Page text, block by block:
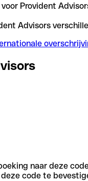
Provident
Advisors
naar deze
code te